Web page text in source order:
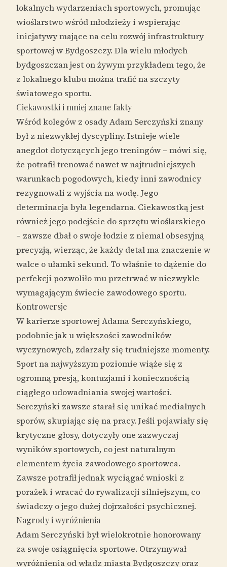
lokalnych wydarzeniach sportowych, promując
wioślarstwo wśród młodzieży i wspierając
inicjatywy mające na celu rozwój infrastruktury
sportowej w Bydgoszczy. Dla wielu młodych
bydgoszczan jest on żywym przykładem tego, że
z lokalnego klubu można trafić na szczyty
światowego sportu.
Ciekawostki i mniej znane fakty
Wśród kolegów z osady Adam Serczyński znany
był z niezwykłej dyscypliny. Istnieje wiele
anegdot dotyczących jego treningów – mówi się,
że potrafił trenować nawet w najtrudniejszych
warunkach pogodowych, kiedy inni zawodnicy
rezygnowali z wyjścia na wodę. Jego
determinacja była legendarna. Ciekawostką jest
również jego podejście do sprzętu wioślarskiego
– zawsze dbał o swoje łodzie z niemal obsesyjną
precyzją, wierząc, że każdy detal ma znaczenie w
walce o ułamki sekund. To właśnie to dążenie do
perfekcji pozwoliło mu przetrwać w niezwykle
wymagającym świecie zawodowego sportu.
Kontrowersje
W karierze sportowej Adama Serczyńskiego,
podobnie jak u większości zawodników
wyczynowych, zdarzały się trudniejsze momenty.
Sport na najwyższym poziomie wiąże się z
ogromną presją, kontuzjami i koniecznością
ciągłego udowadniania swojej wartości.
Serczyński zawsze starał się unikać medialnych
sporów, skupiając się na pracy. Jeśli pojawiały się
krytyczne głosy, dotyczyły one zazwyczaj
wyników sportowych, co jest naturalnym
elementem życia zawodowego sportowca.
Zawsze potrafił jednak wyciągać wnioski z
porażek i wracać do rywalizacji silniejszym, co
świadczy o jego dużej dojrzałości psychicznej.
Nagrody i wyróżnienia
Adam Serczyński był wielokrotnie honorowany
za swoje osiągnięcia sportowe. Otrzymywał
wyróżnienia od władz miasta Bydgoszczy oraz